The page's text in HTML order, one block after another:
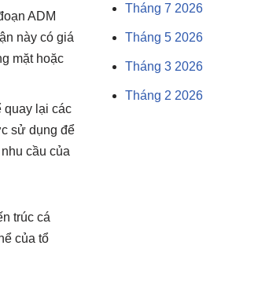
ADM
này có giá
mặt hoặc
quay lại các
sử dụng để
cầu của
trúc cá
của tổ
Tháng 7 2026
Tháng 5 2026
Tháng 3 2026
Tháng 2 2026